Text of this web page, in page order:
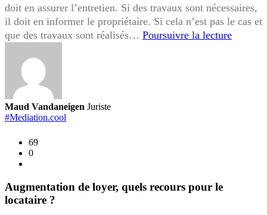
doit en assurer l’entretien. Si des travaux sont nécessaires,
il doit en informer le propriétaire. Si cela n’est pas le cas et
que des travaux sont réalisés… Poursuivre la lectureTravaux
Maud Vandaneigen Juriste
#Mediation.cool
69
0
Augmentation de loyer, quels recours pour le
locataire ?